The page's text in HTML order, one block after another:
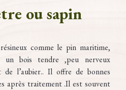
ou sapin
comme le pin maritime,
un bois tendre ,peu nerveux
l’aubier.. Il offre de bonnes
après traitement .Il est souvent